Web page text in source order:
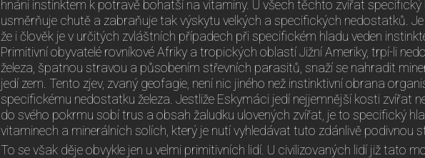
hnáni instinktem k potravě bohatší na vitaminy. U všech těchto zvířat specifický
usměrňuje chutě a zabraňuje tak výskytu velkých a specifických nedostatků.
že i člověk je v určitých zvláštních případech při specifickém hladu veden
Primitivní obyvatelé rovníkové Afriky a tropických oblastí Jižní Ameriky, trpí-li
železa, špatnou stravou a působením střevních parasitů, snaží se nahradit
jedí zem. Tento zjev, zvaný geofagie, není nic jiného než instinktivní obrana
specifickému nedostatku železa. Jestliže Eskymáci jedí nejjemnější kosti zvířat
do svého pokrmu sobí trus a obsah žaludku ulovených zvířat, je to specifický
vitaminech a minerálních solích, který je nutí vyhledávat tuto zdánlivě podivnou
To se však děje obvykle jen u velmi primitivních lidí. U civilizovaných lidí již tato